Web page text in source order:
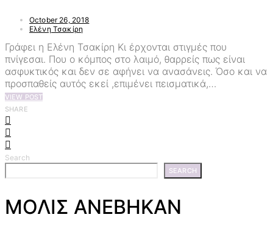
October 26, 2018
Ελένη Τσακίρη
Γράφει η Ελένη Τσακίρη Κι έρχονται στιγμές που
πνίγεσαι. Που ο κόμπος στο λαιμό, θαρρείς πως είναι
ασφυκτικός και δεν σε αφήνει να ανασάνεις. Όσο και να
προσπαθείς αυτός εκεί ,επιμένει πεισματικά,…
VIEW POST
SHARE
Search
SEARCH
ΜΟΛΙΣ ΑΝΕΒΗΚΑΝ